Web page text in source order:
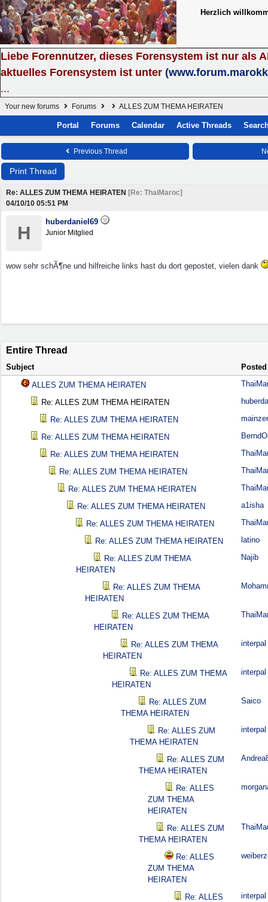
Herzlich
Liebe Forennutzer, dieses Forensystem ist nur als
aktuelles Forensystem ist unter
...
Your new forums Forums ALLES ZUM THEMA HEIRATEN
Portal Forums Calendar Active Threads
Previous Thread
Print Thread
Re: ALLES ZUM THEMA HEIRATEN [Re: ThaiMaroc]
04/10/10 05:51 PM
H
huberdaniel69
Junior Mitglied
wow sehr schÃ¶ne und hilfreiche links hast du dort gepostet, vielen dank
Entire Thread
Subject
ALLES ZUM THEMA HEIRATEN
Re: ALLES ZUM THEMA HEIRATEN
Re: ALLES ZUM THEMA HEIRATEN
Re: ALLES ZUM THEMA HEIRATEN
Re: ALLES ZUM THEMA HEIRATEN
Re: ALLES ZUM THEMA HEIRATEN
Re: ALLES ZUM THEMA HEIRATEN
Re: ALLES ZUM THEMA HEIRATEN a1isha
Re: ALLES ZUM THEMA HEIRATEN
Re: ALLES ZUM THEMA HEIRATEN latino
Re: ALLES ZUM THEMA
HEIRATEN
Najib
Re: ALLES ZUM THEMA
HEIRATEN
Re: ALLES ZUM THEMA
HEIRATEN
Re: ALLES ZUM THEMA
HEIRATEN
interpal
Re: ALLES ZUM THEMA
HEIRATEN
interpal
Re: ALLES ZUM
THEMA HEIRATEN
Saico
Re: ALLES ZUM
THEMA HEIRATEN
interpal
Re: ALLES ZUM
THEMA HEIRATEN
Re: ALLES
ZUM THEMA
HEIRATEN
Re: ALLES ZUM
THEMA HEIRATEN
Re: ALLES
ZUM THEMA
HEIRATEN
Re: ALLES
interpal